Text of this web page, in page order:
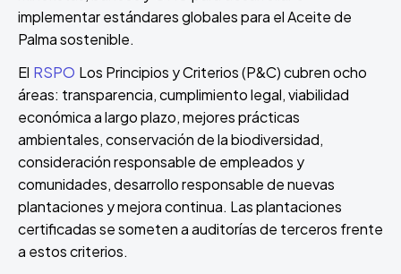
implementar estándares globales para el Aceite de
Palma sostenible.
El RSPO Los Principios y Criterios (P&C) cubren ocho
áreas: transparencia, cumplimiento legal, viabilidad
económica a largo plazo, mejores prácticas
ambientales, conservación de la biodiversidad,
consideración responsable de empleados y
comunidades, desarrollo responsable de nuevas
plantaciones y mejora continua. Las plantaciones
certificadas se someten a auditorías de terceros frente
a estos criterios.